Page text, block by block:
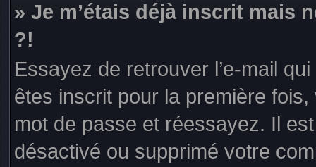
» Je m’étais déjà inscrit mais
?!
Essayez de retrouver l’e-mail
êtes inscrit pour la première
mot de passe et réessayez. Il
désactivé ou supprimé votre